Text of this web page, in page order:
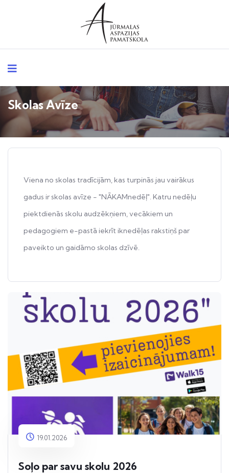
Skolas Avīze
Viena no skolas tradīcijām, kas turpinās jau vairākus
gadus ir skolas avīze - "NĀKAMnedēļ". Katru nedēļu
piektdienās skolu audzēkņiem, vecākiem un
pedagogiem e-pastā iekrīt iknedēļas rakstiņš par
paveikto un gaidāmo skolas dzīvē.
19.01.2026
Soļo par savu skolu 2026